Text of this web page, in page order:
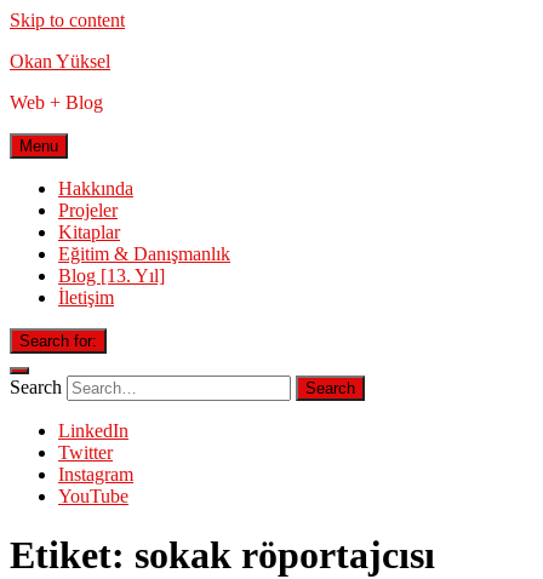
Skip to content
Okan Yüksel
Web + Blog
Menu
Hakkında
Projeler
Kitaplar
Eğitim & Danışmanlık
Blog [13. Yıl]
İletişim
Search for:
Search
LinkedIn
Twitter
Instagram
YouTube
Etiket: sokak röportajcısı